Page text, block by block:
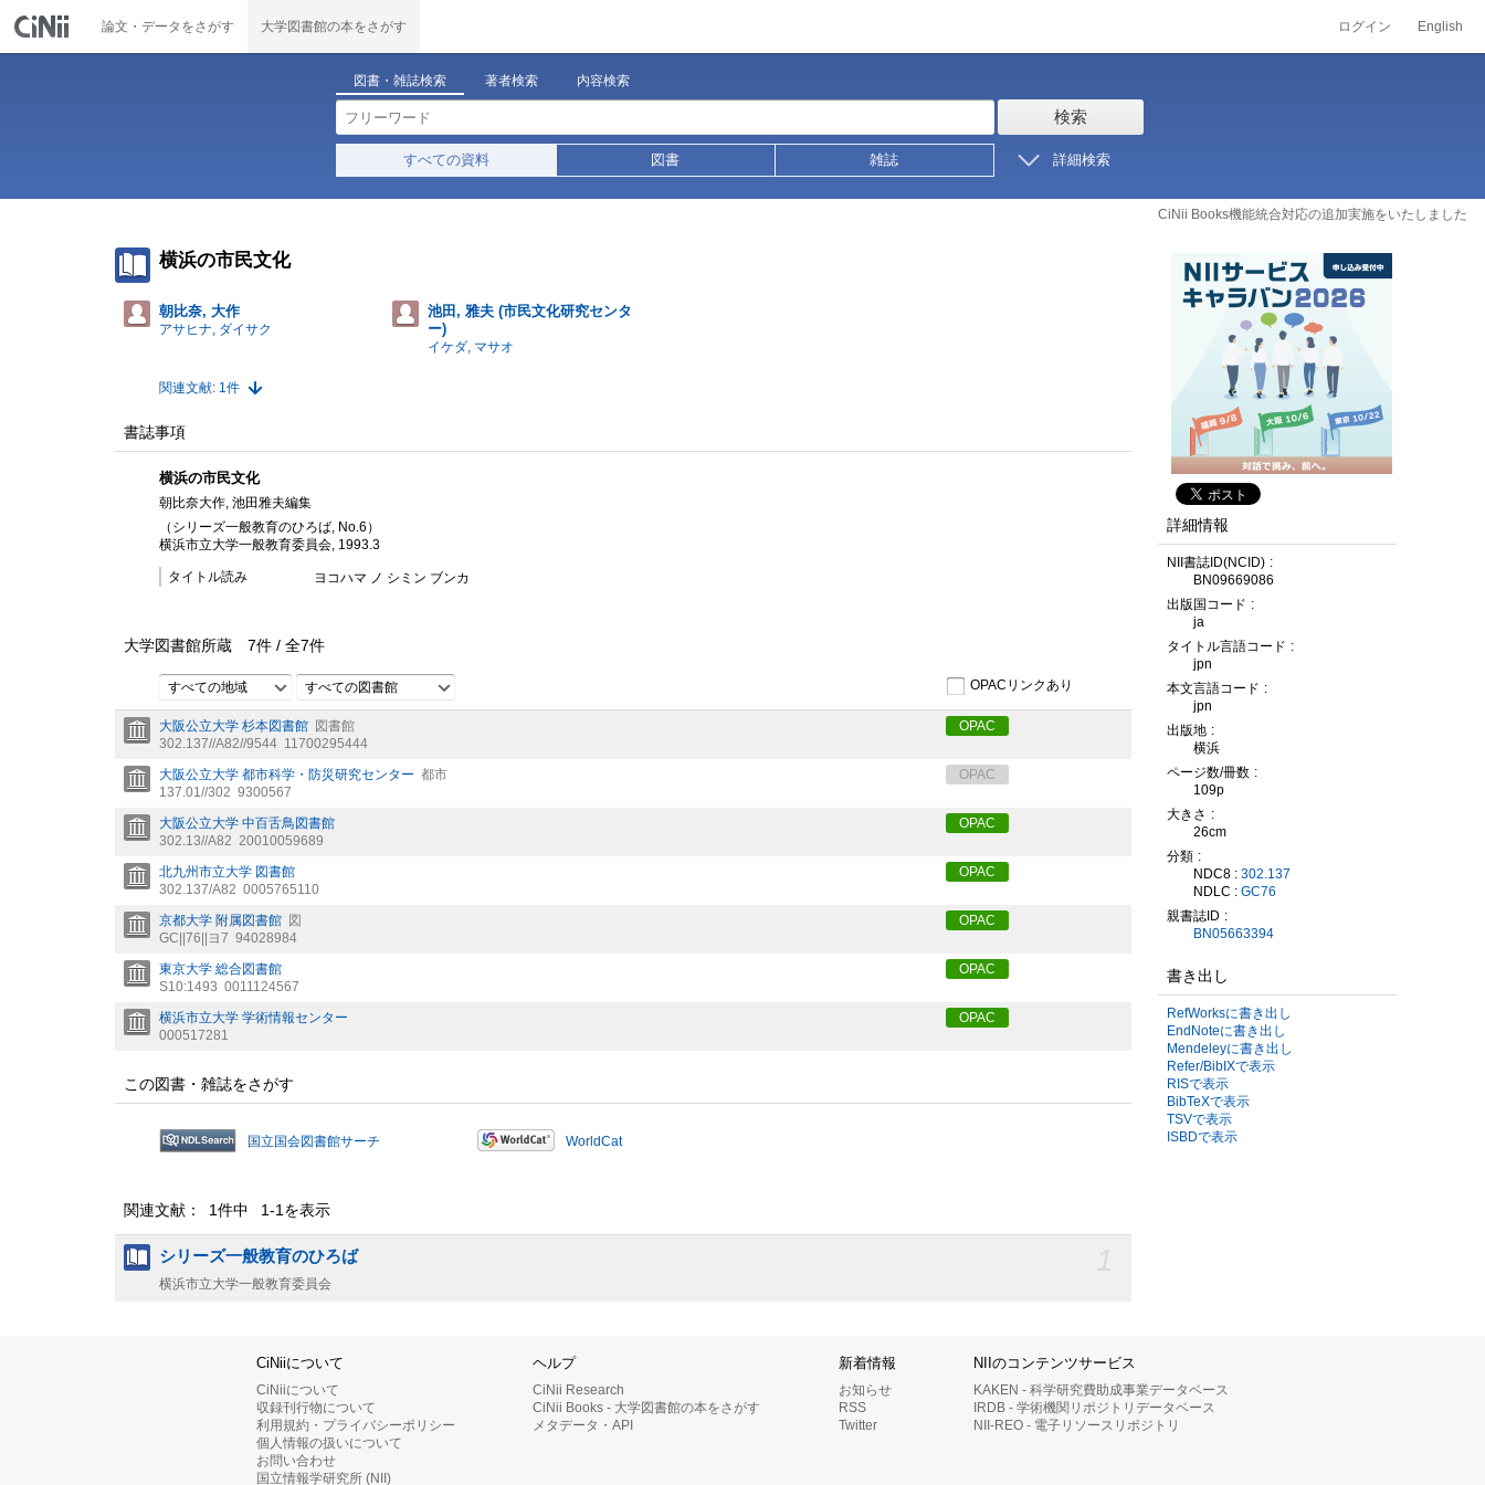
論文・データをさがす 大学図書館の本をさがす ログイン English
図書・雑誌検索 著者検索 内容検索
検索
すべての資料 図書 雑誌 詳細検索
CiNii Books機能統合対応の追加実施をいたしました
横浜の市民文化
朝比奈, 大作
アサヒナ, ダイサク
池田, 雅夫 (市民文化研究センタ
ー)
イケダ, マサオ
関連文献: 1件
書誌事項
横浜の市民文化
朝比奈大作, 池田雅夫編集
（シリーズ一般教育のひろば, No.6）
横浜市立大学一般教育委員会, 1993.3
タイトル読み ヨコハマ ノ シミン ブンカ
大学図書館所蔵 7件 / 全7件
すべての地域 すべての図書館 OPACリンクあり
大阪公立大学 杉本図書館 図書館
302.137//A82//9544 11700295444
OPAC
大阪公立大学 都市科学・防災研究センター 都市
137.01//302 9300567
OPAC
大阪公立大学 中百舌鳥図書館
302.13//A82 20010059689
OPAC
北九州市立大学 図書館
302.137/A82 0005765110
OPAC
京都大学 附属図書館 図
GC||76||ヨ7 94028984
OPAC
東京大学 総合図書館
S10:1493 0011124567
OPAC
横浜市立大学 学術情報センター
000517281
OPAC
この図書・雑誌をさがす
国立国会図書館サーチ WorldCat
関連文献： 1件中 1-1を表示
シリーズ一般教育のひろば
横浜市立大学一般教育委員会
詳細情報
NII書誌ID(NCID)
BN09669086
出版国コード
ja
タイトル言語コード
jpn
本文言語コード
jpn
出版地
横浜
ページ数/冊数
109p
大きさ
26cm
分類
NDC8 : 302.137
NDLC : GC76
親書誌ID
BN05663394
書き出し
RefWorksに書き出し
EndNoteに書き出し
Mendeleyに書き出し
Refer/BibIXで表示
RISで表示
BibTeXで表示
TSVで表示
ISBDで表示
CiNiiについて
CiNiiについて
収録刊行物について
利用規約・プライバシーポリシー
個人情報の扱いについて
お問い合わせ
国立情報学研究所 (NII)
ヘルプ
CiNii Research
CiNii Books - 大学図書館の本をさがす
メタデータ・API
新着情報
お知らせ
RSS
Twitter
NIIのコンテンツサービス
KAKEN - 科学研究費助成事業データベース
IRDB - 学術機関リポジトリデータベース
NII-REO - 電子リソースリポジトリ